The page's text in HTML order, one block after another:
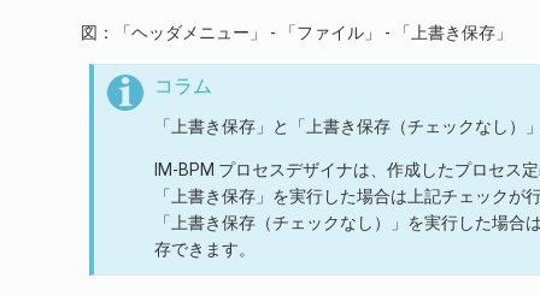
図：「ヘッダメニュー」 - 「ファイル」 - 「上書き保存」
コラム
「上書き保存」と「上書き保存（チェックなし）
IM-BPM プロセスデザイナは、作成したプロセス
「上書き保存」を実行した場合は上記チェック
「上書き保存（チェックなし）」を実行した場
存できます。